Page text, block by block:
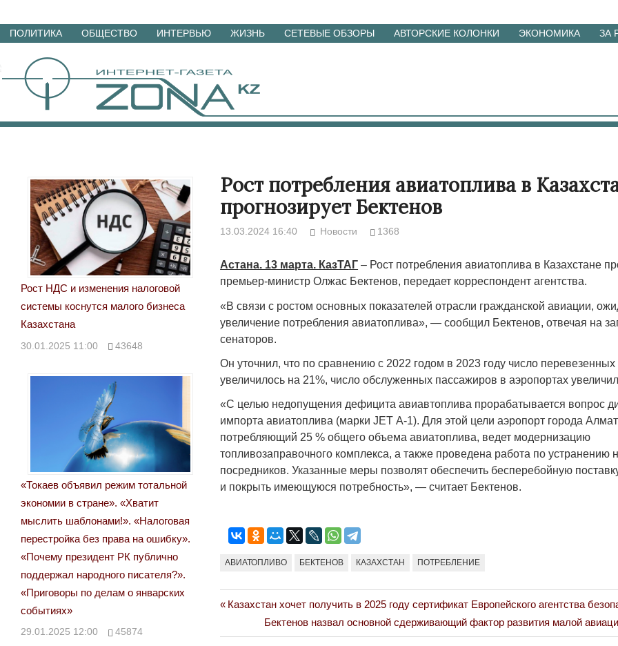
Перейти
материалам
ПОЛИТИКА ОБЩЕСТВО ИНТЕРВЬЮ ЖИЗНЬ СЕТЕВЫЕ ОБЗОРЫ АВТОРСКИЕ КОЛОНКИ ЭКОНОМИКА ЗА
Рост потребления авиатоплива в
прогнозирует Бектенов
13.03.2024 16:40 Новости 1368
Астана. 13 марта. КазТАГ – Рост потребления авиатоплива в Казахстане
премьер-министр Олжас Бектенов, передает корреспондент агентства.
«В связи с ростом основных показателей отрасли гражданской авиации,
увеличение потребления авиатоплива», — сообщил Бектенов, отвечая на
сенаторов.
Он уточнил, что по сравнению с 2022 годом в 2023 году число
увеличилось на 21%, число обслуженных пассажиров в аэропортах
«С целью недопущения дефицита авиавтоплива прорабатывается вопрос
импорта авиатоплива (марки JET А-1). Для этой цели аэропорт города
потребляющий 25 % общего объема авиатоплива, ведет модернизацию
топливозаправочного комплекса, а также проведена работа по устранению
посредников. Указанные меры позволят обеспечить бесперебойную
и покрыть имеющуюся потребность», — считает Бектенов.
АВИАТОПЛИВО БЕКТЕНОВ КАЗАХСТАН ПОТРЕБЛЕНИЕ
Навигация
по
Previous
Казахстан хочет получить в 2025 году сертификат Европейского агентства
Next
Post:
Бектенов назвал основной сдерживающий фактор развития малой
Рост НДС и изменения налоговой
системы коснутся малого бизнеса
Казахстана
30.01.2025 11:00 43648
«Токаев объявил режим тотальной
экономии в стране». «Хватит
мыслить шаблонами!». «Налоговая
перестройка без права на ошибку».
«Почему президент РК публично
поддержал народного писателя?».
«Приговоры по делам о январских
событиях»
29.01.2025 12:00 45874
Народ выбрал свет
Странная